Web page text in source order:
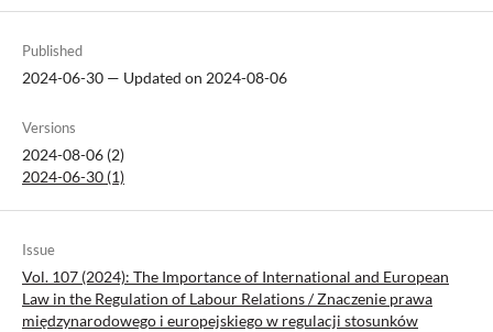
Published
2024-06-30 — Updated on 2024-08-06
Versions
2024-08-06 (2)
2024-06-30 (1)
Issue
Vol. 107 (2024): The Importance of International and European
Law in the Regulation of Labour Relations / Znaczenie prawa
międzynarodowego i europejskiego w regulacji stosunków